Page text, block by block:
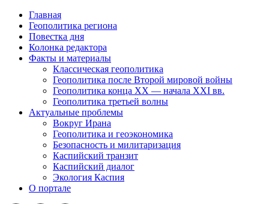
Главная
Геополитика региона
Повестка дня
Колонка редактора
Факты и материалы
Классическая геополитика
Геополитика после Второй мировой войны
Геополитика конца XX — начала XXI вв.
Геополитика третьей волны
Актуальные проблемы
Вокруг Ирана
Геополитика и геоэкономика
Безопасность и милитаризация
Каспийский транзит
Каспийский диалог
Экология Каспия
О портале